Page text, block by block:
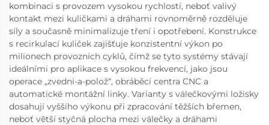
kombinaci s provozem vysokou rychlostí, neboť valivý
kontakt mezi kuličkami a dráhami rovnoměrně rozděluje
síly a současně minimalizuje tření i opotřebení. Konstrukce
s recirkulací kuliček zajišťuje konzistentní výkon po
milionech provozních cyklů, čímž se tyto systémy stávají
ideálními pro aplikace s vysokou frekvencí, jako jsou
operace „zvedni-a-polož“, obráběcí centra CNC a
automatické montážní linky. Varianty s válečkovými ložisky
dosahují vyššího výkonu při zpracování těžších břemen,
neboť větší styčná plocha mezi válečky a dráhami